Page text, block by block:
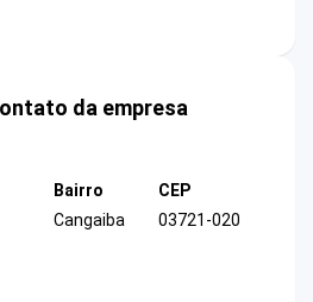
da empresa
Bairro
Cangaiba
CEP
03721-020